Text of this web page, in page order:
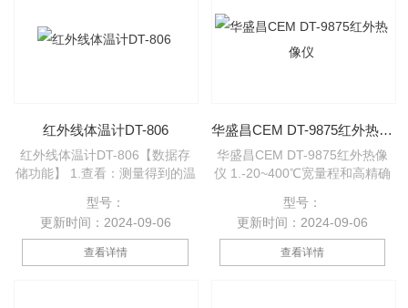
数据监控的以太网，可进行远程
监控。
红外线体温计DT-806
红外线体温计DT-806【数据存
储功能】 1.查看：测量得到的温
屏右下角，按上键或下键可查看
存储的数据。 2.删除：在关机的
情况下，同时按住上键和下键约
2秒，也可查看存储数据，在这
型号：
更新时间：2024-09-06
查看详情
华盛昌CEM DT-9875红外热像仪
华盛昌CEM DT-9875红外热像
仪 1.-20~400℃宽量程和高精确
3.LED照明灯、IP65防护等级、
2米防摔的科学严谨设计 4.20倍
可调焦功能 5.全自动直方图的图
像调节 6.拍照和视频功能 7.创新
型号：
更新时间：2024-09-06
查看详情